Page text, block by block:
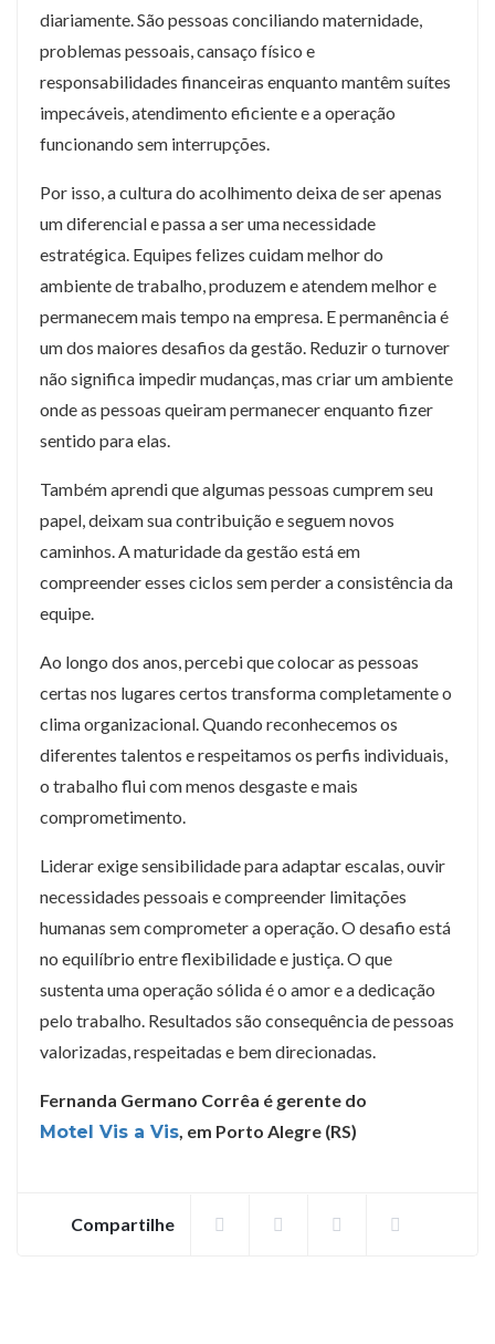
diariamente. São pessoas conciliando maternidade,
problemas pessoais, cansaço físico e
responsabilidades financeiras enquanto mantêm suítes
impecáveis, atendimento eficiente e a operação
funcionando sem interrupções.
Por isso, a cultura do acolhimento deixa de ser apenas
um diferencial e passa a ser uma necessidade
estratégica. Equipes felizes cuidam melhor do
ambiente de trabalho, produzem e atendem melhor e
permanecem mais tempo na empresa. E permanência é
um dos maiores desafios da gestão. Reduzir o turnover
não significa impedir mudanças, mas criar um ambiente
onde as pessoas queiram permanecer enquanto fizer
sentido para elas.
Também aprendi que algumas pessoas cumprem seu
papel, deixam sua contribuição e seguem novos
caminhos. A maturidade da gestão está em
compreender esses ciclos sem perder a consistência da
equipe.
Ao longo dos anos, percebi que colocar as pessoas
certas nos lugares certos transforma completamente o
clima organizacional. Quando reconhecemos os
diferentes talentos e respeitamos os perfis individuais,
o trabalho flui com menos desgaste e mais
comprometimento.
Liderar exige sensibilidade para adaptar escalas, ouvir
necessidades pessoais e compreender limitações
humanas sem comprometer a operação. O desafio está
no equilíbrio entre flexibilidade e justiça. O que
sustenta uma operação sólida é o amor e a dedicação
pelo trabalho. Resultados são consequência de pessoas
valorizadas, respeitadas e bem direcionadas.
Fernanda Germano Corrêa é gerente do
Motel Vis a Vis, em Porto Alegre (RS)
Compartilhe